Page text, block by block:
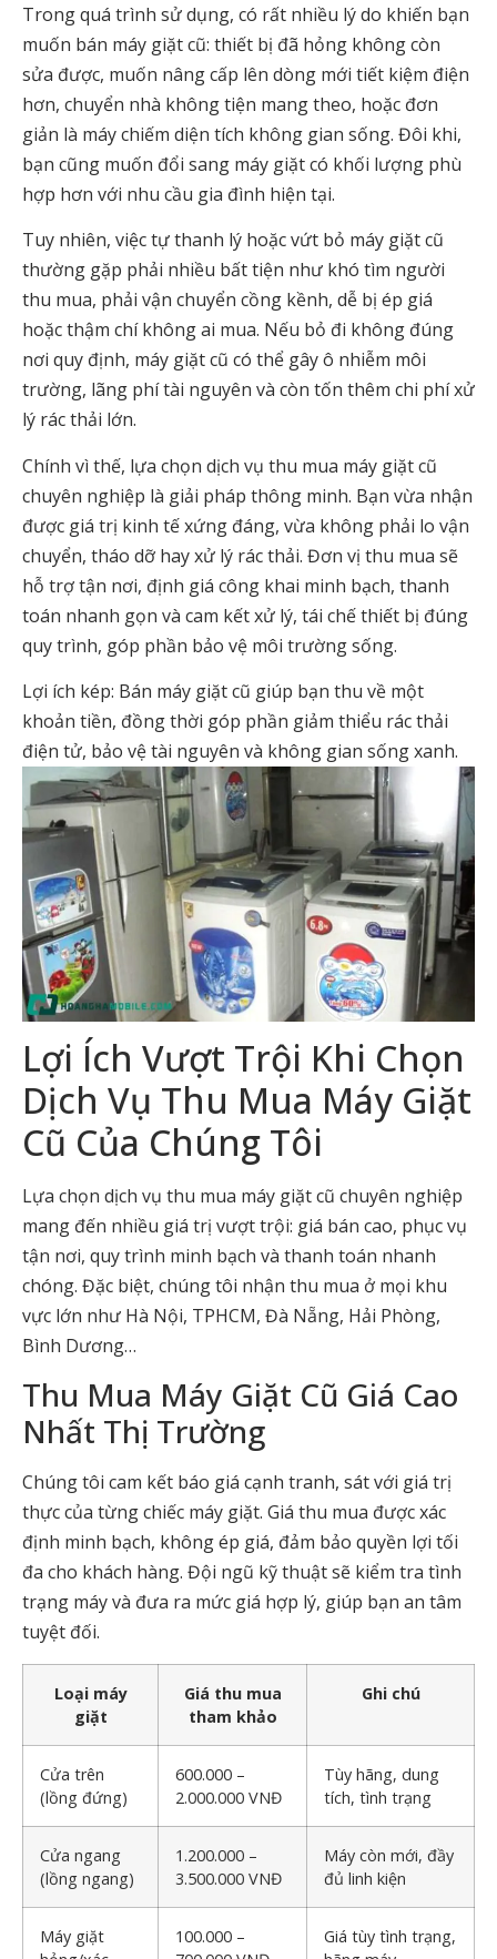
Trong quá trình sử dụng, có rất nhiều lý do khiến bạn
muốn bán máy giặt cũ: thiết bị đã hỏng không còn
sửa được, muốn nâng cấp lên dòng mới tiết kiệm điện
hơn, chuyển nhà không tiện mang theo, hoặc đơn
giản là máy chiếm diện tích không gian sống. Đôi khi,
bạn cũng muốn đổi sang máy giặt có khối lượng phù
hợp hơn với nhu cầu gia đình hiện tại.
Tuy nhiên, việc tự thanh lý hoặc vứt bỏ máy giặt cũ
thường gặp phải nhiều bất tiện như khó tìm người
thu mua, phải vận chuyển cồng kềnh, dễ bị ép giá
hoặc thậm chí không ai mua. Nếu bỏ đi không đúng
nơi quy định, máy giặt cũ có thể gây ô nhiễm môi
trường, lãng phí tài nguyên và còn tốn thêm chi phí xử
lý rác thải lớn.
Chính vì thế, lựa chọn dịch vụ thu mua máy giặt cũ
chuyên nghiệp là giải pháp thông minh. Bạn vừa nhận
được giá trị kinh tế xứng đáng, vừa không phải lo vận
chuyển, tháo dỡ hay xử lý rác thải. Đơn vị thu mua sẽ
hỗ trợ tận nơi, định giá công khai minh bạch, thanh
toán nhanh gọn và cam kết xử lý, tái chế thiết bị đúng
quy trình, góp phần bảo vệ môi trường sống.
Lợi ích kép: Bán máy giặt cũ giúp bạn thu về một
khoản tiền, đồng thời góp phần giảm thiểu rác thải
điện tử, bảo vệ tài nguyên và không gian sống xanh.
Lợi Ích Vượt Trội Khi Chọn
Dịch Vụ Thu Mua Máy Giặt
Cũ Của Chúng Tôi
Lựa chọn dịch vụ thu mua máy giặt cũ chuyên nghiệp
mang đến nhiều giá trị vượt trội: giá bán cao, phục vụ
tận nơi, quy trình minh bạch và thanh toán nhanh
chóng. Đặc biệt, chúng tôi nhận thu mua ở mọi khu
vực lớn như Hà Nội, TPHCM, Đà Nẵng, Hải Phòng,
Bình Dương…
Thu Mua Máy Giặt Cũ Giá Cao
Nhất Thị Trường
Chúng tôi cam kết báo giá cạnh tranh, sát với giá trị
thực của từng chiếc máy giặt. Giá thu mua được xác
định minh bạch, không ép giá, đảm bảo quyền lợi tối
đa cho khách hàng. Đội ngũ kỹ thuật sẽ kiểm tra tình
trạng máy và đưa ra mức giá hợp lý, giúp bạn an tâm
tuyệt đối.
Loại máy
giặt
Giá thu mua
tham khảo
Ghi chú
Cửa trên
(lồng đứng)
600.000 –
2.000.000 VNĐ
Tùy hãng, dung
tích, tình trạng
Cửa ngang
(lồng ngang)
1.200.000 –
3.500.000 VNĐ
Máy còn mới, đầy
đủ linh kiện
Máy giặt
100.000 –
Giá tùy tình trạng,